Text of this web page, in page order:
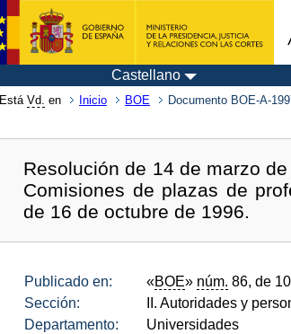
Castellano
Está Vd. en Inicio BOE Documento BOE-A-
Resolución de 14 de marzo
Comisiones de plazas de
de 16 de octubre de 1996.
Publicado en: «BOE» núm. 86, de
Sección:
II. Autoridades y
Departamento:
Universidades